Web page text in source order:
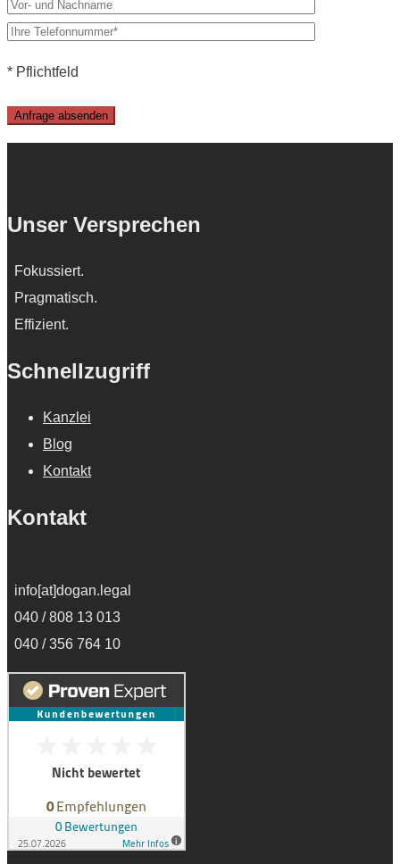
* Pflichtfeld
Please
leave
empty.
Unser Versprechen
Fokussiert.
Pragmatisch.
Effizient.
Schnellzugriff
Kanzlei
Blog
Kontakt
Kontakt
info[at]dogan.legal
040 / 808 13 013
040 / 356 764 10